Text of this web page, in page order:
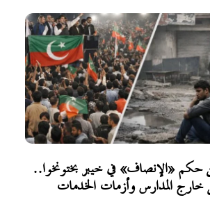
من حكم «الإنصاف» في خيبر بختونخوا..
خارج المدارس وأزمات الخدمات